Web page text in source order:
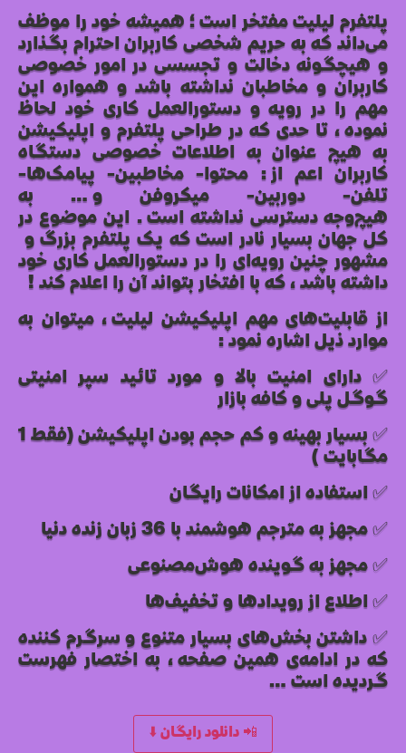
پلتفرم لیلیت مفتخر است؛ همیشه خود را موظف
می‌داند که به حریم شخصی کاربران احترام بگذارد
و هیچگونه دخالت و تجسسی در امور خصوصی
کاربران و مخاطبان نداشته باشد و همواره این
مهم را در رویه و دستورالعمل کاری خود لحاظ
نموده، تا حدی که در طراحی پلتفرم و اپلیکیشن
به هیچ عنوان به اطلاعات خصوصی دستگاه
کاربران اعم از: محتوا- مخاطبین- پیامک‌ها-
تلفن- دوربین- میکروفن و… به
هیچ‌وجه دسترسی نداشته است. این موضوع در
کل جهان بسیار نادر است که یک پلتفرم بزرگ و
مشهور چنین رویه‌ای را در دستورالعمل کاری خود
داشته باشد، که با افتخار بتواند آن را اعلام کند!
از قابلیت‌های مهم اپلیکیشن لیلیت، میتوان به
موارد ذیل اشاره نمود:
✅ دارای امنیت بالا و مورد تائید سپر امنیتی
گوگل پلی و کافه بازار
✅ بسیار بهینه و کم حجم بودن اپلیکیشن (فقط 1
مگابایت)
✅ استفاده از امکانات رایگان
✅ مجهز به مترجم هوشمند با 36 زبان زنده دنیا
✅ مجهز به گوینده هوش‌مصنوعی
✅ اطلاع از رویدادها و تخفیف‌ها
✅ داشتن بخش‌های بسیار متنوع و سرگرم کننده
که در ادامه‌ی همین صفحه، به اختصار فهرست
گردیده است…
📲 دانلود رایگان ⬇️